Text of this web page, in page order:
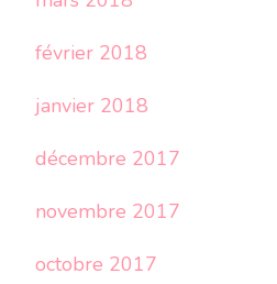
février 2018
janvier 2018
décembre 2017
novembre 2017
octobre 2017